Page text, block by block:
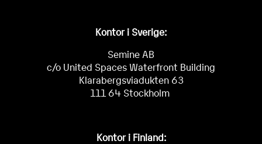
Kontor i Sverige:
Semine AB
c/o United Spaces Waterfront Building
Klarabergsviadukten 63
111 64 Stockholm
Kontor i Finland: